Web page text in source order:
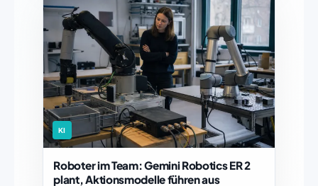
KI
Roboter im Team: Gemini Robotics ER 2
plant, Aktionsmodelle führen aus